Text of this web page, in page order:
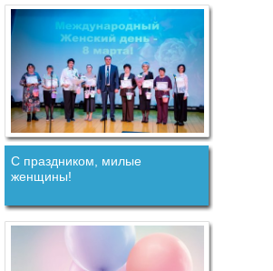
С праздником, милые
женщины!